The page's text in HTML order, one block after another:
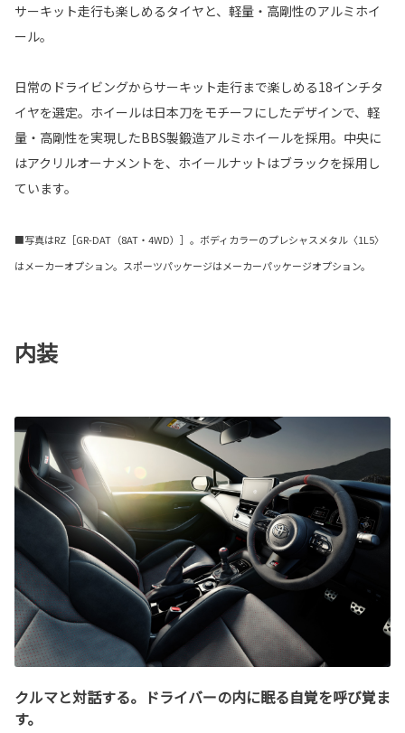
サーキット走行も楽しめるタイヤと、軽量・高剛性のアルミホイ
ール。
日常のドライビングからサーキット走行まで楽しめる18インチタ
イヤを選定。ホイールは日本刀をモチーフにしたデザインで、軽
量・高剛性を実現したBBS製鍛造アルミホイールを採用。中央に
はアクリルオーナメントを、ホイールナットはブラックを採用し
ています。
■写真はRZ［GR-DAT（8AT・4WD）］。ボディカラーのプレシャスメタル〈1L5〉
はメーカーオプション。スポーツパッケージはメーカーパッケージオプション。
内装
クルマと対話する。ドライバーの内に眠る自覚を呼び覚ま
す。